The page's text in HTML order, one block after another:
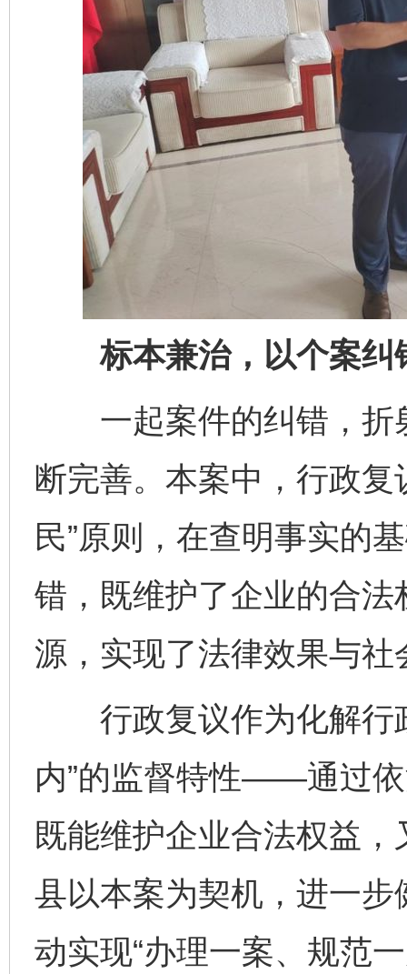
标本兼治，以个案纠
一起案件的纠错，折
断完善。本案中，行政
民”原则，在查明事实的
错，既维护了企业的合
源，实现了法律效果与
行政复议作为化解行
内”的监督特性——通过
既能维护企业合法权益
县以本案为契机，进一
动实现“办理一案、规范